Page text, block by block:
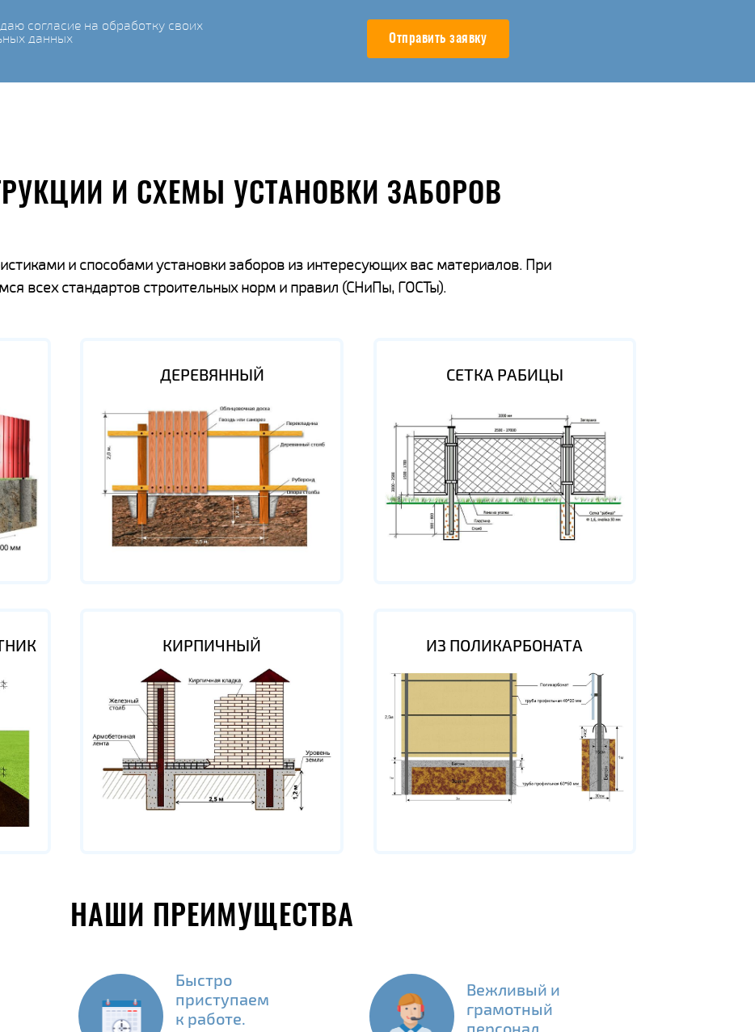
согласие на обработку своих
данных Отправить заявку
И СХЕМЫ УСТАНОВКИ ЗАБОРОВ
и способами установки заборов из интересующих вас материалов. При
всех стандартов строительных норм и правил (СНиПы, ГОСТы).
ДЕРЕВЯННЫЙ СЕТКА РАБИЦЫ
КИРПИЧНЫЙ ИЗ ПОЛИКАРБОНАТА
НАШИ ПРЕИМУЩЕСТВА
Быстро
приступаем
к работе.
Вежливый и
грамотный